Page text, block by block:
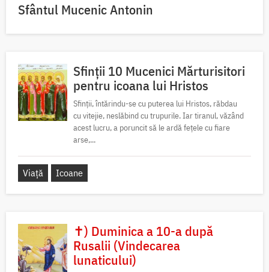
Sfântul Mucenic Antonin
Sfinții 10 Mucenici Mărturisitori
pentru icoana lui Hristos
Sfinții, întărindu-se cu puterea lui Hristos, răbdau
cu vitejie, neslăbind cu trupurile. Iar tiranul, văzând
acest lucru, a poruncit să le ardă fețele cu fiare
arse,...
Viață Icoane
✝) Duminica a 10-a după
Rusalii (Vindecarea
lunaticului)